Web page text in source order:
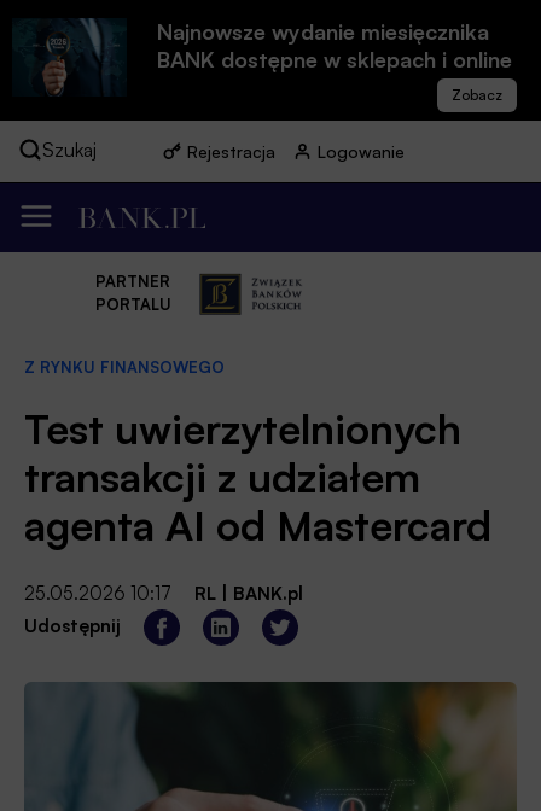
Najnowsze wydanie miesięcznika
BANK dostępne w sklepach i online
Szukaj Rejestracja Logowanie
PARTNER
PORTALU
Z RYNKU FINANSOWEGO
Test uwierzytelnionych
transakcji z udziałem
agenta AI od Mastercard
25.05.2026 10:17 RL
BANK.pl
Udostępnij